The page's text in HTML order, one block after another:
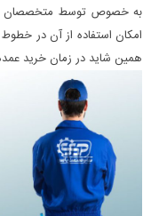
به خصوص توسط متخصصان و
امکان استفاده از آن در
همین شاید در زمان خرید